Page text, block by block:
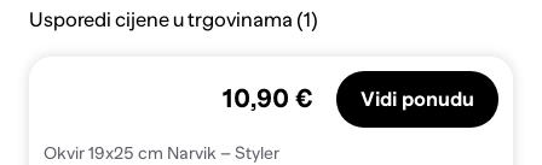
Usporedi cijene u trgovinama (1)
Okvir 19x25 cm Narvik – Styler
10,90 € Vidi ponudu